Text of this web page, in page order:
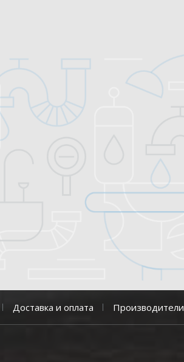
Доставка и оплата Производители